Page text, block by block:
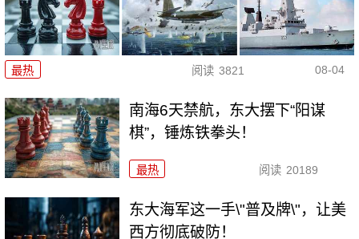
最热 阅读 3821 08-04
南海6天禁航，东大摆下“阳谋
棋”，锤炼铁拳头！
最热 阅读 20189
东大海军这一手\"普及牌\"，让美
西方彻底破防！